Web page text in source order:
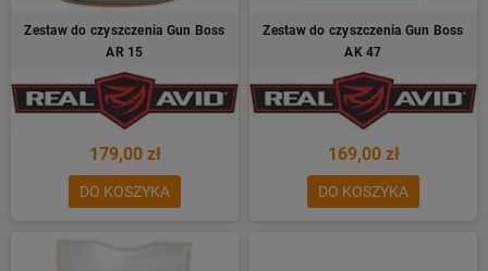
Zestaw do czyszczenia Gun Boss
AR 15
179,00 zł
DO KOSZYKA
Zestaw do czyszczenia Gun Boss
AK 47
169,00 zł
DO KOSZYKA